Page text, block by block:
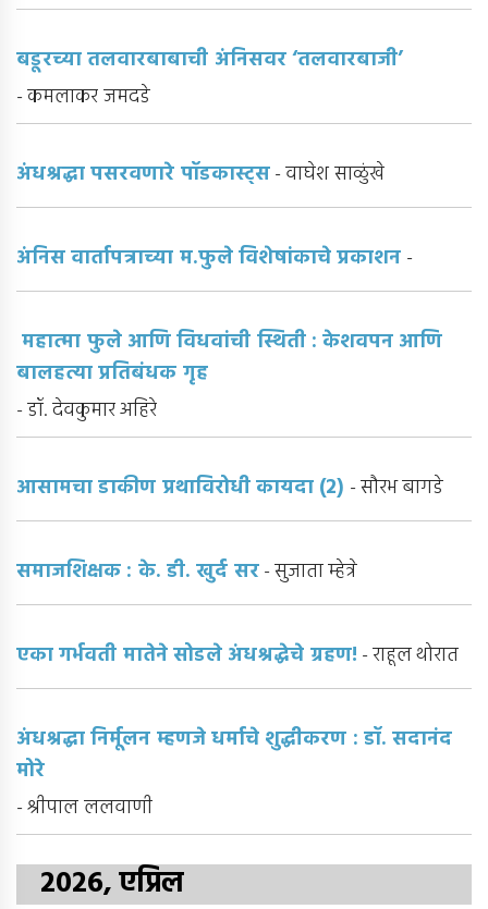
बडूरच्या तलवारबाबाची अंनिसवर ‘तलवारबाजी’
- कमलाकर जमदडे
अंधश्रद्धा पसरवणारे पॉडकास्ट्‌स- वाघेश साळुंखे
अंनिस वार्तापत्राच्या म.फुले विशेषांकाचे प्रकाशन -
महात्मा फुले आणि विधवांची स्थिती : केशवपन आणि
बालहत्या प्रतिबंधक गृह
- डॉ. देवकुमार अहिरे
आसामचा डाकीण प्रथाविरोधी कायदा (2) - सौरभ बागडे
समाजशिक्षक : के. डी. खुर्द सर- सुजाता म्हेत्रे
एका गर्भवती मातेने सोडले अंधश्रद्धेचे ग्रहण! - राहूल थोरात
अंधश्रद्धा निर्मूलन म्हणजे धर्माचे शुद्धीकरण : डॉ. सदानंद
मोरे
- श्रीपाल ललवाणी
2026, एप्रिल